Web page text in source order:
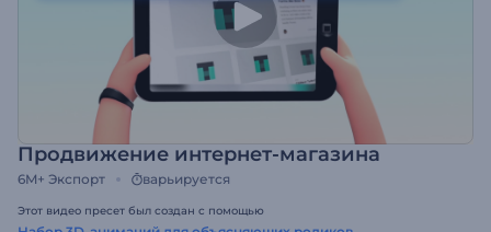
Продвижение интернет-магазина
6M+ Экспорт варьируется
Этот видео пресет был создан с помощью